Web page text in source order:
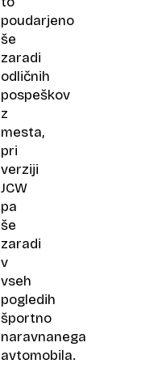
poudarjeno
še
zaradi
odličnih
pospeškov
z
mesta,
pri
verziji
JCW
pa
še
zaradi
v
vseh
pogledih
športno
naravnanega
avtomobila.